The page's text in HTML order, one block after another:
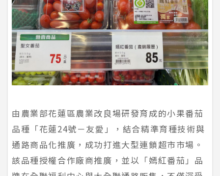
由農業部花蓮區農業改良場研發育成的小果番茄
品種「花蓮24號－友愛」，結合精準育種技術與
通路商品化推廣，成功打進大型連鎖超市市場。
該品種授權合作廠商推廣，並以「嫣紅番茄」品